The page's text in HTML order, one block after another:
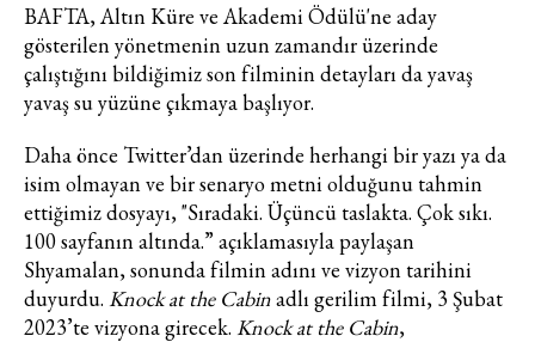
BAFTA, Altın Küre ve Akademi Ödülü'ne aday
gösterilen yönetmenin uzun zamandır üzerinde
çalıştığını bildiğimiz son filminin detayları da yavaş
yavaş su yüzüne çıkmaya başlıyor.
Daha önce Twitter’dan üzerinde herhangi bir yazı ya da
isim olmayan ve bir senaryo metni olduğunu tahmin
ettiğimiz dosyayı, "Sıradaki. Üçüncü taslakta. Çok sıkı.
100 sayfanın altında.” açıklamasıyla paylaşan
Shyamalan, sonunda filmin adını ve vizyon tarihini
duyurdu. Knock at the Cabinadlı gerilim filmi, 3 Şubat
2023’te vizyona girecek. Knock at the Cabin,